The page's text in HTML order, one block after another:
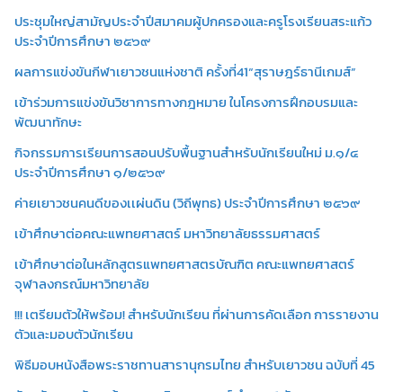
ประชุมใหญ่สามัญประจำปีสมาคมผู้ปกครองและครูโรงเรียนสระแก้ว
ประจำปีการศึกษา ๒๕๖๙
ผลการแข่งขันกีฬาเยาวชนแห่งชาติ ครั้งที่41“สุราษฎร์ธานีเกมส์”
เข้าร่วมการแข่งขันวิชาการทางกฎหมาย ในโครงการฝึกอบรมและ
พัฒนาทักษะ
กิจกรรมการเรียนการสอนปรับพื้นฐานสำหรับนักเรียนใหม่ ม.๑/๔
ประจำปีการศึกษา ๑/๒๕๖๙
ค่ายเยาวชนคนดีของเเผ่นดิน (วิถีพุทธ) ประจำปีการศึกษา ๒๕๖๙
เข้าศึกษาต่อคณะแพทยศาสตร์ มหาวิทยาลัยธรรมศาสตร์
เข้าศึกษาต่อในหลักสูตรแพทยศาสตรบัณฑิต คณะแพทยศาสตร์
จุฬาลงกรณ์มหาวิทยาลัย
!!! เตรียมตัวให้พร้อม! สำหรับนักเรียน ที่ผ่านการคัดเลือก การรายงาน
ตัวและมอบตัวนักเรียน
พิธีมอบหนังสือพระราชทานสารานุกรมไทย สำหรับเยาวชน ฉบับที่ 45